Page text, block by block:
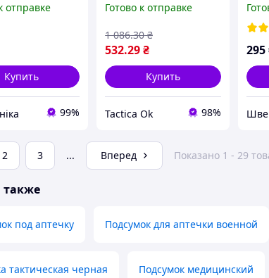
отправке
Купить
99%
водостойкая
мультикам 15х22х11 см
Tactic
Готово к отправке
532.29₴
1 086.30 ₴
Купить
Tactica Ok 98%
ТРО
295
2 3 ... Вперед Показано 1 - 29
также
под аптечку Подсумок для аптечки военной
тактическая черная Подсумок медицинский